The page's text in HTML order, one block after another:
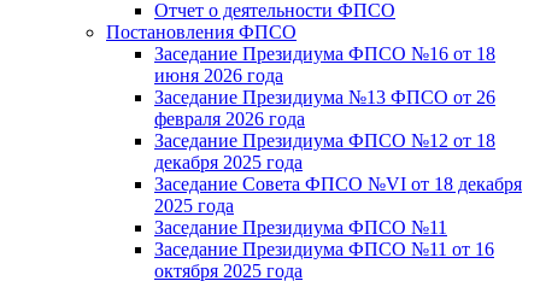
Отчет о деятельности ФПСО
Постановления ФПСО
Заседание Президиума ФПСО №16 от 18
июня 2026 года
Заседание Президиума №13 ФПСО от 26
февраля 2026 года
Заседание Президиума ФПСО №12 от 18
декабря 2025 года
Заседание Совета ФПСО №VI от 18 декабря
2025 года
Заседание Президиума ФПСО №11
Заседание Президиума ФПСО №11 от 16
октября 2025 года